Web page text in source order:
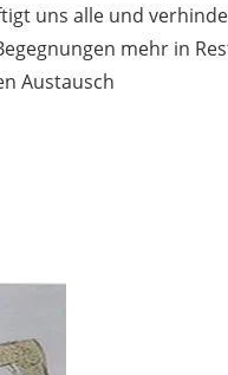
uns alle und
mehr in
Austausch